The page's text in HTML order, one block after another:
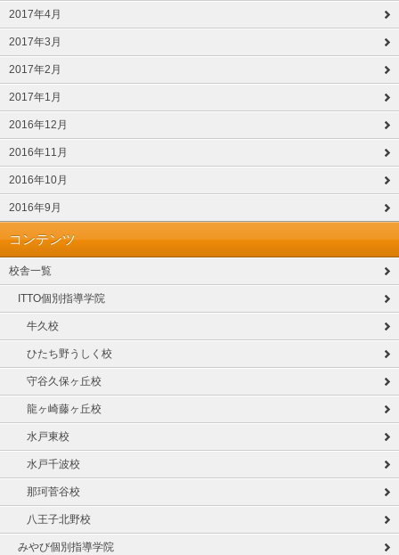
2017年4月
2017年3月
2017年2月
2017年1月
2016年12月
2016年11月
2016年10月
2016年9月
コンテンツ
校舎一覧
ITTO個別指導学院
牛久校
ひたち野うしく校
守谷久保ヶ丘校
龍ヶ崎藤ヶ丘校
水戸東校
水戸千波校
那珂菅谷校
八王子北野校
みやび個別指導学院